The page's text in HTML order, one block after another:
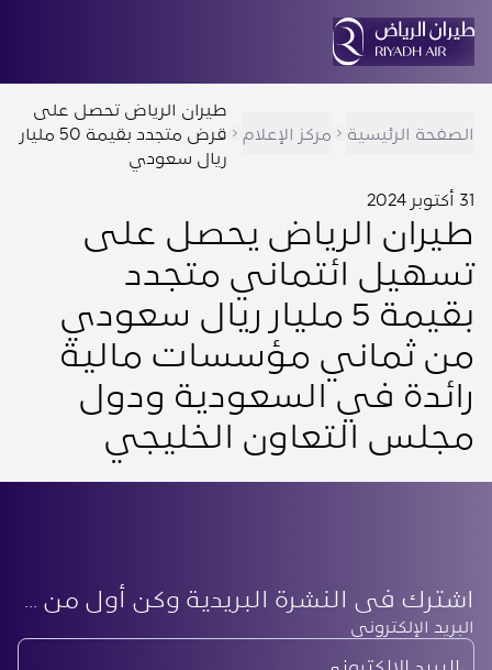
الصفحة الرئيسية مركز الإعلام
طيران الرياض تحصل على
قرض متجدد بقيمة 50 مليار
ريال سعودي
31 أكتوبر 2024
طيران الرياض يحصل على
تسهيل ائتماني متجدد
بقيمة 5 مليار ريال سعودي
من ثماني مؤسسات مالية
رائدة في السعودية ودول
مجلس التعاون الخليجي
اشترك في النشرة البريدية وكن أول من يعرف أحدث أخبارنا
‏البريد الإلكتروني